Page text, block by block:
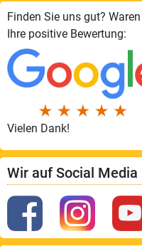
Finden Sie uns gut?
Ihre positive Bewertung:
Vielen Dank!
Wir auf Social Media